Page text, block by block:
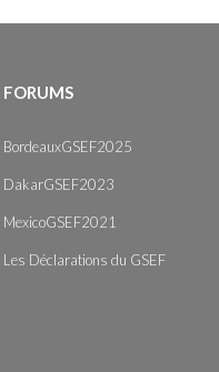
FORUMS
BordeauxGSEF2025
DakarGSEF2023
MexicoGSEF2021
Les Déclarations du GSEF